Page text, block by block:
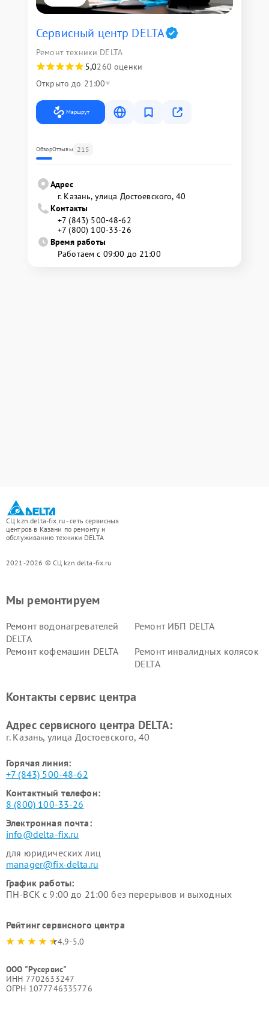
Сервисный центр DELTA
Ремонт техники DELTA
5,0260 оценки
Открыто до 21:00
Маршрут
ОбзорОтзывы 215
Адрес
г. Казань, улица Достоевского, 40
Контакты
+7 (843) 500-48-62
+7 (800) 100-33-26
Время работы
Работаем с 09:00 до 21:00
СЦ kzn.delta-fix.ru - сеть сервисных
центров в Казани по ремонту и
обслуживанию техники DELTA
2021-2026 © СЦ kzn.delta-fix.ru
Мы ремонтируем
Ремонт водонагревателей
DELTA
Ремонт ИБП DELTA
Ремонт кофемашин DELTA
Ремонт инвалидных колясок
DELTA
Контакты сервис центра
Адрес сервисного центра DELTA:
г. Казань, улица Достоевского, 40
Горячая линия:
+7 (843) 500-48-62
Контактный телефон:
8 (800) 100-33-26
Электронная почта:
info@delta-fix.ru
для юридических лиц
manager@fix-delta.ru
График работы:
ПН-ВСК с 9:00 до 21:00 без перерывов и выходных
Рейтинг сервисного центра
4.9-5.0
ООО "Русервис"
ИНН 7702633247
ОГРН 1077746335776